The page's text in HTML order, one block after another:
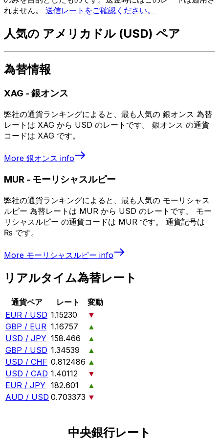
れません。 送信レートをご確認ください。
人気の アメリカドル (USD) ペア
為替情報
XAG - 銀オンス
弊社の通貨ランキングによると、最も人気の 銀オンス 為替
レートは XAG から USD のレートです。 銀オンス の通貨
コードは XAG です。
More 銀オンス info
MUR - モーリシャスルピー
弊社の通貨ランキングによると、最も人気の モーリシャス
ルピー 為替レートは MUR から USD のレートです。 モー
リシャスルピー の通貨コードは MUR です。 通貨記号は
₨ です。
More モーリシャスルピー info
リアルタイム為替レート
通貨ペア レート
変動
EUR / USD 1.15230
▼
GBP / EUR 1.16757
▲
USD / JPY 158.466
▲
GBP / USD 1.34539
▲
USD / CHF 0.812486 ▲
USD / CAD 1.40112
▼
EUR / JPY 182.601
▲
AUD / USD 0.703373 ▼
中央銀行レート